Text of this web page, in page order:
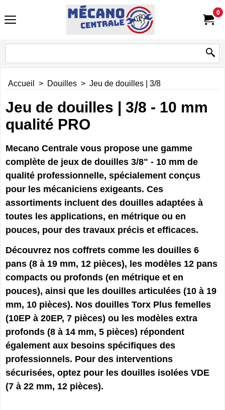
0
Accueil > Douilles > Jeu de douilles | 3/8
Jeu de douilles | 3/8 - 10 mm
qualité PRO
Mecano Centrale vous propose une gamme
complète de jeux de douilles 3/8" - 10 mm de
qualité professionnelle, spécialement conçus
pour les mécaniciens exigeants. Ces
assortiments incluent des douilles adaptées à
toutes les applications, en métrique ou en
pouces, pour des travaux précis et efficaces.
Découvrez nos coffrets comme les douilles 6
pans (8 à 19 mm, 12 pièces), les modèles 12 pans
compacts ou profonds (en métrique et en
pouces), ainsi que les douilles articulées (10 à 19
mm, 10 pièces). Nos douilles Torx Plus femelles
(10EP à 20EP, 7 pièces) ou les modèles extra
profonds (8 à 14 mm, 5 pièces) répondent
également aux besoins spécifiques des
professionnels. Pour des interventions
sécurisées, optez pour les douilles isolées VDE
(7 à 22 mm, 12 pièces).